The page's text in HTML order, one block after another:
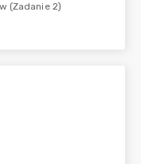
(Zadanie 2)